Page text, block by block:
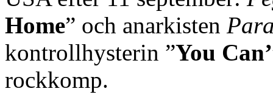
Home” och anarkisten
kontrollhysterin ”You
rockkomp.